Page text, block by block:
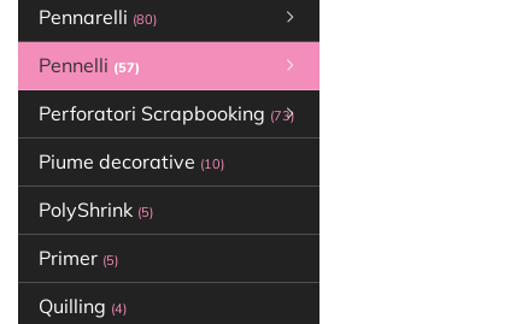
Pennarelli (80)
Pennelli (57)
Perforatori Scrapbooking (73)
Piume decorative (10)
PolyShrink (5)
Primer (5)
Quilling (4)